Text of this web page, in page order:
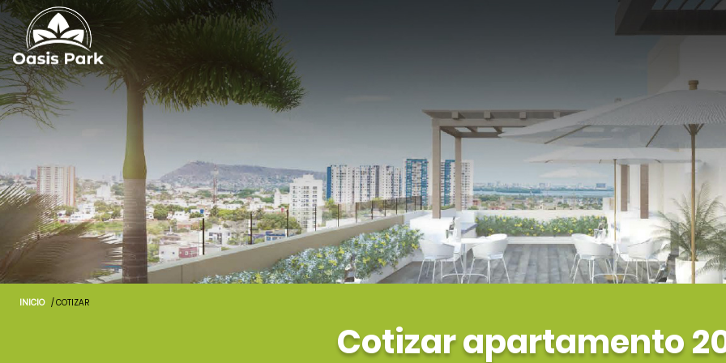
INICIO / COTIZAR
Cotizar apartamento